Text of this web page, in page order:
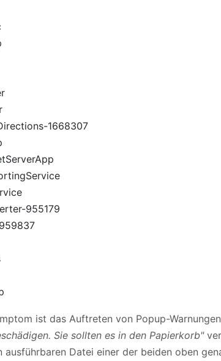
1668307
955179
ist das Auftreten von Popup-
Sie sollten es in den Papierkorb"
ausführbaren Datei einer der beiden oben